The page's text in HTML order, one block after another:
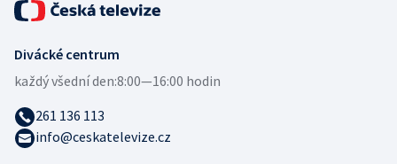
Divácké centrum
každý všední den:8:00—16:00 hodin
261 136 113
info@ceskatelevize.cz